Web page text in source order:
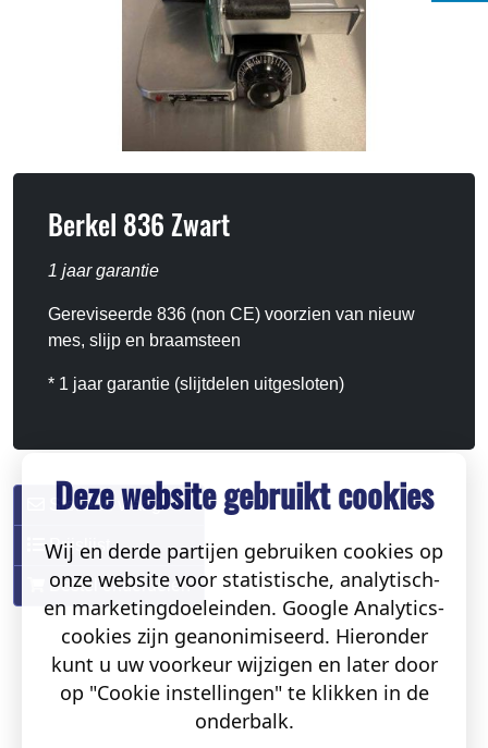
Berkel 836 Zwart
1 jaar garantie
Gereviseerde 836 (non CE) voorzien van nieuw
mes, slijp en braamsteen
* 1 jaar garantie (slijtdelen uitgesloten)
Stel een vraag
Prijslijst
Bestel onderdelen
Deze website gebruikt cookies
Wij en derde partijen gebruiken cookies op
onze website voor statistische, analytisch-
en marketingdoeleinden. Google Analytics-
cookies zijn geanonimiseerd. Hieronder
kunt u uw voorkeur wijzigen en later door
op "Cookie instellingen" te klikken in de
onderbalk.